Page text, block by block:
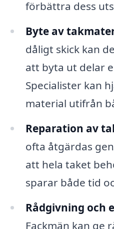
förbättra dess
Byte av
dåligt skick kan
att byta ut delar
Specialister kan
material utifrån
Reparation av
ofta åtgärdas
att hela taket
sparar både tid
Rådgivning och
Fackmän kan ge